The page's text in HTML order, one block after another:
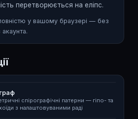
перетворюється на еліпс.
у вашому браузері — без
спірографічні патерни — гіпо- та
з налаштовуваними раді